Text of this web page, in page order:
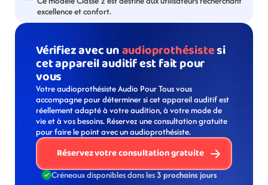
excellence et confort.
Vérifiez avec un audioprothésiste si
cet appareil auditif est fait pour
vous
Votre audioprothésiste Audio Pour Tous vous
accompagne pour déterminer si cet appareil auditif est
réellement adapté à votre audition, à votre mode de
vie et à vos besoins. Réservez une consultation gratuite
pour faire le point avec un audioprothésiste.
Réservez votre consultation gratuite
Créneaux disponibles dans les 3 prochains jours